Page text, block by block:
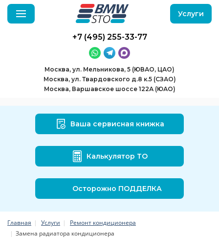
+7 (495) 255-33-77
Москва, ул. Мельникова, 5 (ЮВАО, ЦАО)
Москва, ул. Твардовского д.8 к.5 (СЗАО)
Москва, Варшавское шоссе 122А (ЮАО)
Услуги
Ваша сервисная книжка
Калькулятор ТО
Осторожно ПОДДЕЛКА
Главная Услуги
Ремонт кондиционера
Замена радиатора кондиционера